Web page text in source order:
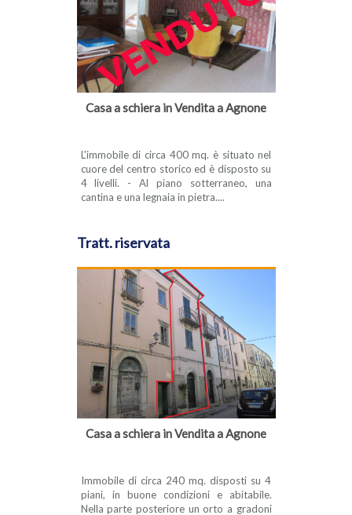
Casa a schiera in Vendita a Agnone
L'immobile di circa 400 mq. è situato nel
cuore del centro storico ed è disposto su
4 livelli. - Al piano sotterraneo, una
cantina e una legnaia in pietra....
Tratt. riservata
Casa a schiera in Vendita a Agnone
Immobile di circa 240 mq. disposti su 4
piani, in buone condizioni e abitabile.
Nella parte posteriore un orto a gradoni